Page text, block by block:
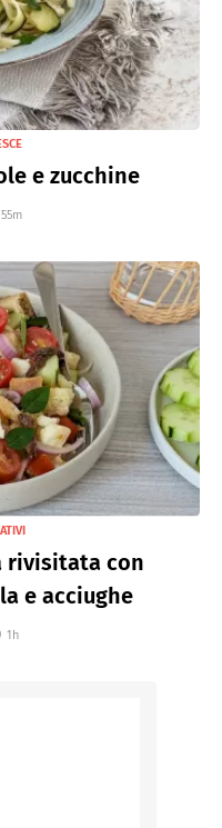
e zucchine
55m
rivisitata con
e acciughe
1h